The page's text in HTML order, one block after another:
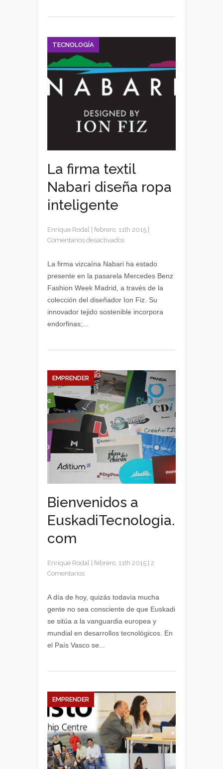
TECNOLOGÍA
La firma textil
Nabari diseña ropa
inteligente
Enrique Rodal febrero, 11th 2015
Comentarios desactivadosen
firma
diseña
ropa
inteligente
La firma vizcaína Nabari ha estado
presente en la pasarela Mercedes Benz
Fashion Week Madrid, a través de la
colección del diseñador Ion Fiz. Su
innovador tejido sostenible incorpora
endorfinas;...
EMPRENDER
Bienvenidos a
EuskadiTecnologia.
com
Enrique Rodal febrero, 11th 2015 2
Comentarios
A día de hoy, quizás todavía mucha
gente no sea consciente de que Euskadi
se sitúa a la vanguardia europea y
mundial en desarrollos tecnológicos. En
el País Vasco se...
EMPRENDER